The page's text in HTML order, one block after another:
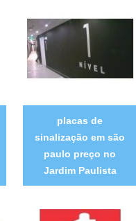
placas de
sinalização em são
paulo preço no
Jardim Paulista